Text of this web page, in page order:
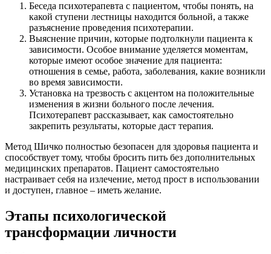
Беседа психотерапевта с пациентом, чтобы понять, на
какой ступени лестницы находится больной, а также
разъяснение проведения психотерапии.
Выяснение причин, которые подтолкнули пациента к
зависимости. Особое внимание уделяется моментам,
которые имеют особое значение для пациента:
отношения в семье, работа, заболевания, какие возникли
во время зависимости.
Установка на трезвость с акцентом на положительные
изменения в жизни больного после лечения.
Психотерапевт рассказывает, как самостоятельно
закрепить результаты, которые даст терапия.
Метод Шичко полностью безопасен для здоровья пациента и
способствует тому, чтобы бросить пить без дополнительных
медицинских препаратов. Пациент самостоятельно
настраивает себя на излечение, метод прост в использовании
и доступен, главное – иметь желание.
Этапы психологической
трансформации личности